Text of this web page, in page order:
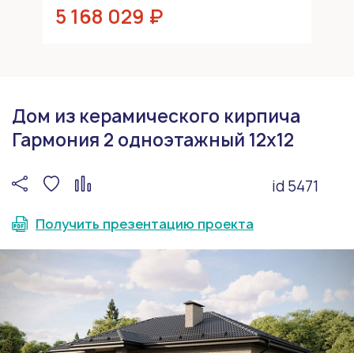
5 168 029 ₽
Дом из керамического кирпича
Гармония 2 одноэтажный 12х12
id 5471
Получить презентацию проекта